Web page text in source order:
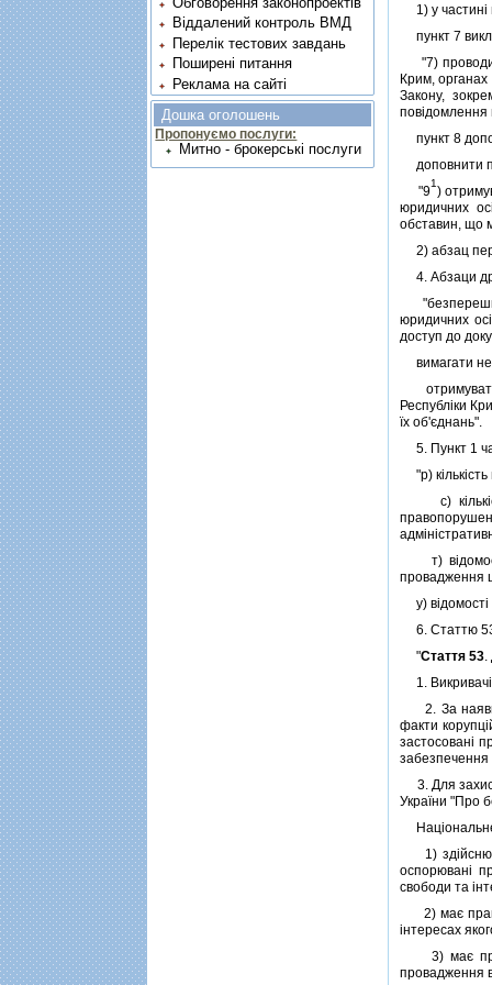
1) у частинi
пункт 7
"7)
Крим, органах
Закону,
повiдомлення
пункт 8
доповнити
"9
1
)
юридичних
обставин, що
2) абзац
4. Абзаци
юридичних
доступ до
вимагати
отримувати
Республiки
їх об'єднань".
5. Пункт 1
"р) кiлькiсть
с)
т) вiдомостi
провадження
у) вiдомостi
6. Статтю 53
"Стаття 53
1.
2. За
факти
застосованi
забезпечення
3. Для
України "Про
Нацiональне
1) здiйснює
оспорюванi
свободи та
2) має
iнтересах
3) має
провадження
Віддалений контроль ВМД
Перелік тестових завдань
Поширені питання
Реклама на сайті
Дошка оголошень
Пропонуємо послуги:
Митно - брокерські послуги